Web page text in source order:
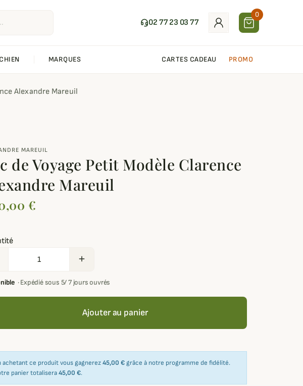
02 77 23 03 77
0
CHIEN MARQUES CARTES CADEAU PROMO
Alexandre Mareuil
MAREUIL
de Voyage Petit Modèle Clarence
Mareuil
€
add
·Expédié sous 5/ 7 jours ouvrés
Ajouter au panier
achetant ce produit vous gagnerez45,00 € grâce à notre programme de fidélité.
panier totalisera45,00 €.